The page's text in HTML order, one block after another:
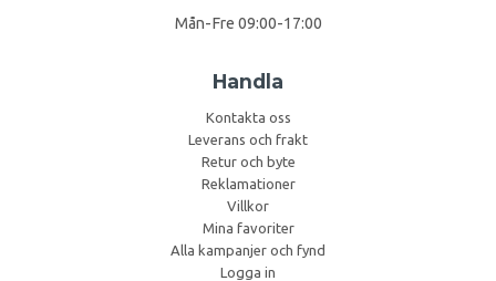
Mån-Fre 09:00-17:00
Handla
Kontakta oss
Leverans och frakt
Retur och byte
Reklamationer
Villkor
Mina favoriter
Alla kampanjer och fynd
Logga in